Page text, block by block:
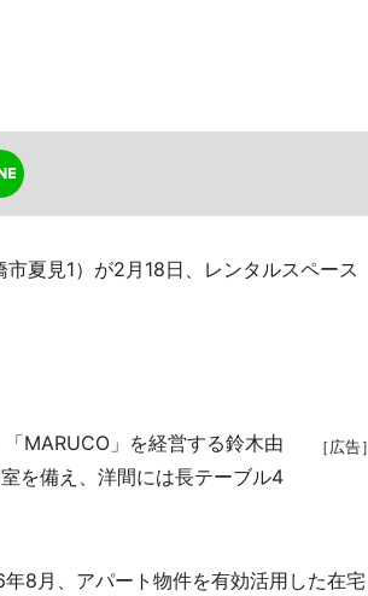
夏見1）が2月18日、レンタルスペース
［広告］
MARUCO」を経営する鈴木由
を備え、洋間には長テーブル4
8月、アパート物件を有効活用した在宅